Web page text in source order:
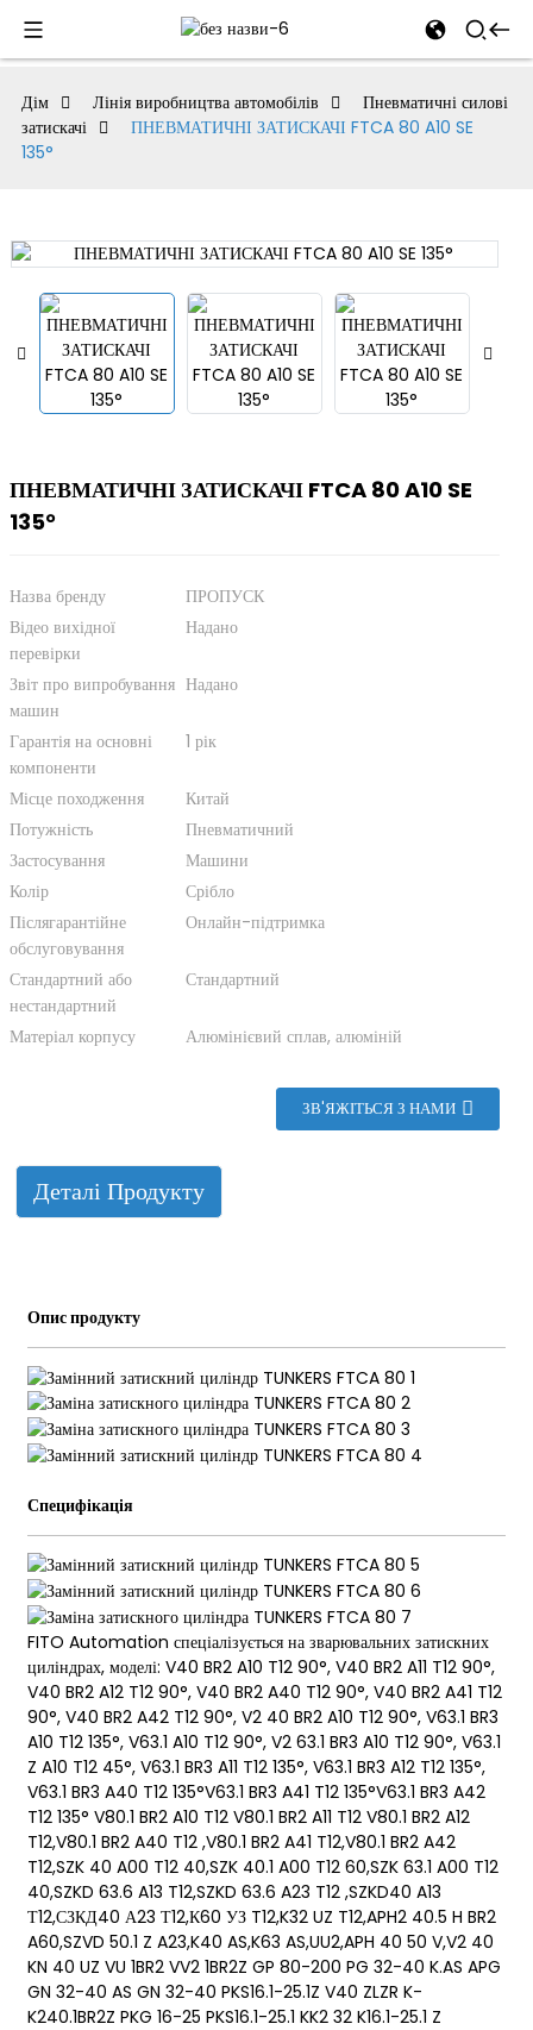
Дім Лінія виробництва автомобілів
Пневматичні силові
затискачі
ПНЕВМАТИЧНІ ЗАТИСКАЧІ FTCA 80 A10 SE
135°
ПНЕВМАТИЧНІ ЗАТИСКАЧІ FTCA 80 A10 SE
135°
Назва бренду
ПРОПУСК
Відео вихідної
перевірки
Надано
Звіт про випробування
машин
Надано
Гарантія на основні
компоненти
1 рік
Місце походження
Китай
Потужність
Пневматичний
Застосування
Машини
Колір
Срібло
Післягарантійне
обслуговування
Онлайн-підтримка
Стандартний або
нестандартний
Стандартний
Матеріал корпусу Алюмінієвий сплав, алюміній
ЗВ'ЯЖІТЬСЯ З НАМИ
Деталі Продукту
Опис продукту
Специфікація
FITO Automation спеціалізується на зварювальних затискних
циліндрах, моделі: V40 BR2 A10 T12 90°, V40 BR2 A11 T12 90°,
V40 BR2 A12 T12 90°, V40 BR2 A40 T12 90°, V40 BR2 A41 T12
90°, V40 BR2 A42 T12 90°, V2 40 BR2 A10 T12 90°, V63.1 BR3
A10 T12 135°, V63.1 A10 T12 90°, V2 63.1 BR3 A10 T12 90°, V63.1
Z A10 T12 45°, V63.1 BR3 A11 T12 135°, V63.1 BR3 A12 T12 135°,
V63.1 BR3 A40 T12 135°V63.1 BR3 A41 T12 135°V63.1 BR3 A42
T12 135° V80.1 BR2 A10 T12 V80.1 BR2 A11 T12 V80.1 BR2 A12
T12,V80.1 BR2 A40 T12 ,V80.1 BR2 A41 T12,V80.1 BR2 A42
T12,SZK 40 A00 T12 40,SZK 40.1 A00 T12 60,SZK 63.1 A00 T12
40,SZKD 63.6 A13 T12,SZKD 63.6 A23 T12 ,SZKD40 A13
Т12,СЗКД40 А23 Т12,К60 УЗ T12,K32 UZ T12,APH2 40.5 H BR2
A60,SZVD 50.1 Z A23,K40 AS,K63 AS,UU2,APH 40 50 V,V2 40
KN 40 UZ VU 1BR2 VV2 1BR2Z GP 80-200 PG 32-40 K.AS APG
GN 32-40 AS GN 32-40 PKS16.1-25.1Z V40 ZLZR K-
K240.1BR2Z PKG 16-25 PKS16.1-25.1 KK2 32 K16.1-25.1 Z